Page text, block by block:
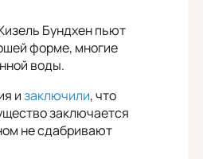
Бундхен пьют
форме, многие
воды.
изаключили, что
заключается
не сдабривают